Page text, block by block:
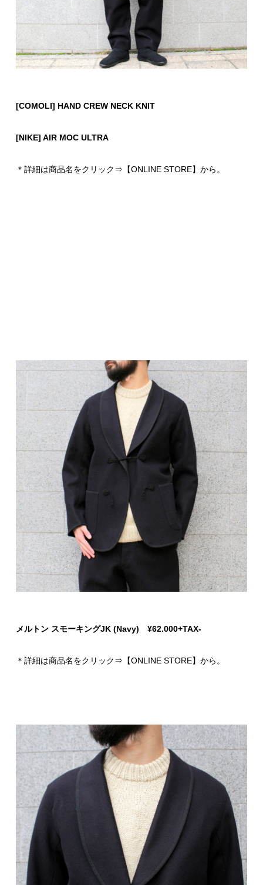
[COMOLI] HAND CREW NECK KNIT
[NIKE] AIR MOC ULTRA
＊詳細は商品名をクリック⇒【ONLINE STORE】から。
メルトン スモーキングJK (Navy) ¥62.000+TAX-
＊詳細は商品名をクリック⇒【ONLINE STORE】から。